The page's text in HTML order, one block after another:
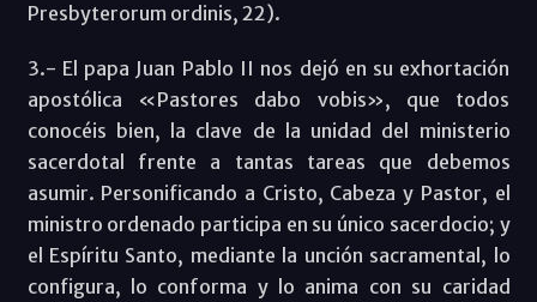
Presbyterorum ordinis, 22).
3.- El papa Juan Pablo II nos dejó en su exhortación
apostólica «Pastores dabo vobis», que todos
conocéis bien, la clave de la unidad del ministerio
sacerdotal frente a tantas tareas que debemos
asumir. Personificando a Cristo, Cabeza y Pastor, el
ministro ordenado participa en su único sacerdocio; y
el Espíritu Santo, mediante la unción sacramental, lo
configura, lo conforma y lo anima con su caridad